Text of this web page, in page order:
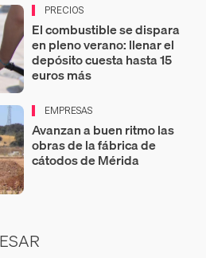
PRECIOS
El combustible se dispara
en pleno verano: llenar el
depósito cuesta hasta 15
euros más
EMPRESAS
Avanzan a buen ritmo las
obras de la fábrica de
cátodos de Mérida